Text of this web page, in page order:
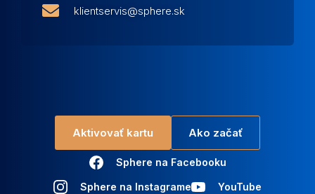
klientservis@sphere.sk
Aktivovať kartu Ako začať
Sphere na Facebooku
Sphere na Instagrame YouTube